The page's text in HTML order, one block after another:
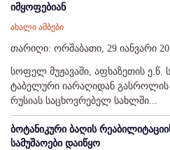
იმყოფებიან
ახალი ამბები
თარიღი: ორშაბათი, 29 იანვარი
სოფელ მუჟავაში, აფხაზეთის ე.წ.
ტაბელური იარაღიდან გასროლის
რუსიას საცხოვრებელ სახლში...
ბოტანიკური ბაღის
სამუშაოები დაიწყო